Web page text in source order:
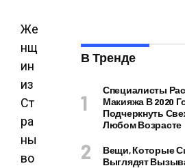
Же
нщ
ин
из
Ст
ра
ны
во
В Тренде
Специалисты
Макияжа В 2020
Подчеркнуть
Любом Возрасте
Вещи, Которые
Выглядят